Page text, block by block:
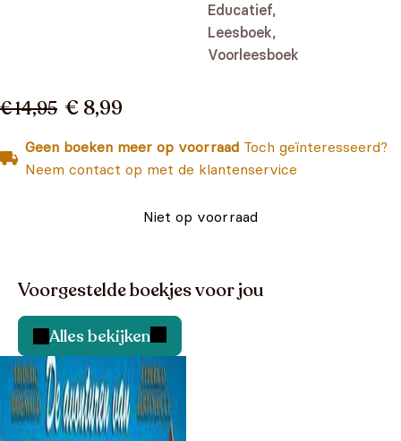
Educatief,
Leesboek,
Voorleesboek
€ 14,95 € 8,99
Geen boeken meer op voorraad Toch geïnteresseerd?
Neem contact op met de klantenservice
Niet op voorraad
Voorgestelde boekjes voor jou
Alles bekijken